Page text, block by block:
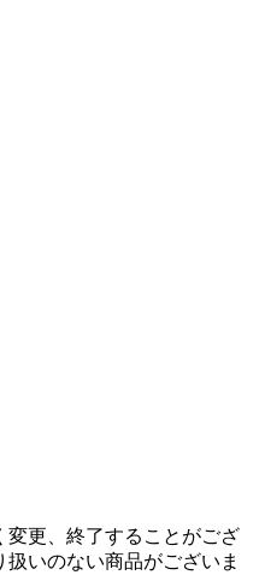
更、終了することがござ
いのない商品がございま